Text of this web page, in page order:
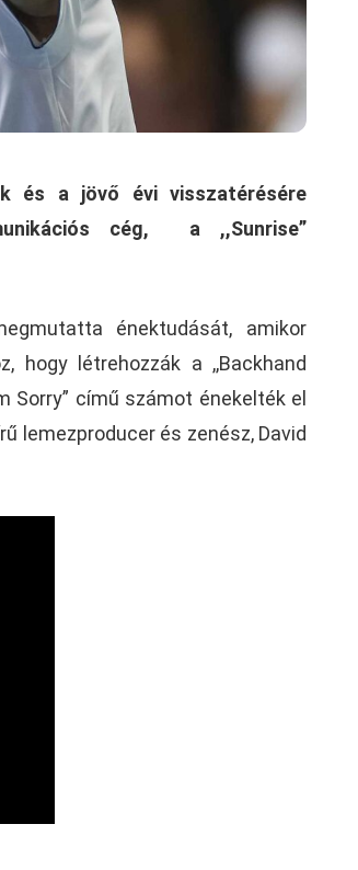
és a jövő évi visszatérésére
cég, a ,,Sunrise”
énektudását, amikor
hogy létrehozzák a ,,Backhand
Sorry” című számot énekelték el
lemezproducer és zenész, David